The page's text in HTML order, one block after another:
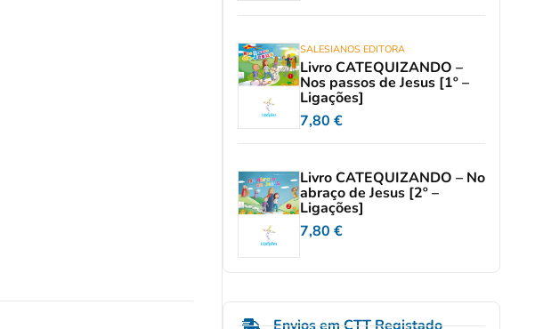
SALESIANOS EDITORA
Livro CATEQUIZANDO –
Nos passos de Jesus [1º –
Ligações]
7,80 €
Livro CATEQUIZANDO – No
abraço de Jesus [2º –
Ligações]
7,80 €